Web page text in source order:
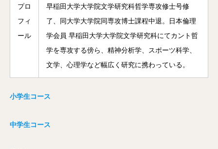
プロ
フィ
ール
早稲田大学大学院文学研究科哲学専攻修士号修
了、同大学大学院同専攻博士課程中退。日本倫理
学会員 早稲田大学大学院文学研究科にてカント哲
学を専攻する傍ら、精神分析学、スポーツ科学、
文学、心理学など幅広く研究に携わっている。
小学生コース
中学生コース